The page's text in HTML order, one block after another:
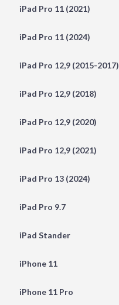
iPad Pro 11 (2021)
iPad Pro 11 (2024)
iPad Pro 12,9 (2015-2017)
iPad Pro 12,9 (2018)
iPad Pro 12,9 (2020)
iPad Pro 12,9 (2021)
iPad Pro 13 (2024)
iPad Pro 9.7
iPad Stander
iPhone 11
iPhone 11 Pro